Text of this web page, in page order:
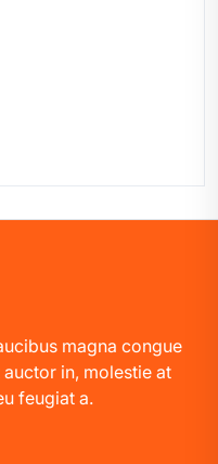
magna congue
in, molestie at
feugiat a.